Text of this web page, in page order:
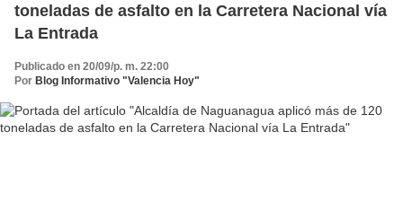
toneladas de asfalto en la Carretera Nacional vía
La Entrada
Publicado en 20/09/p. m. 22:00
Por Blog Informativo "Valencia Hoy"